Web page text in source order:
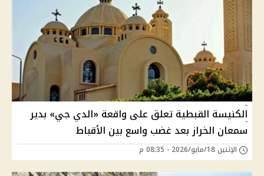
الكنيسة القبطية تعلق على واقعة «الدي جي» بدير
سمعان الخراز بعد غضب واسع بين الأقباط
الإثنين 18/مايو/2026 - 08:35 م